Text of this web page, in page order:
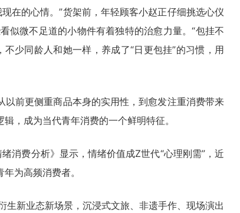
在的心情。”货架前，年轻顾客小赵正仔细挑选心仪
似微不足道的小物件有着独特的治愈力量。“包挂不
少同龄人和她一样，养成了“日更包挂”的习惯，用
以前更侧重商品本身的实用性，到愈发注重消费带来
，成为当代青年消费的一个鲜明特征。
消费分析》显示，情绪价值成Z世代“心理刚需”，近
为高频消费者。
新业态新场景，沉浸式文旅、非遗手作、现场演出